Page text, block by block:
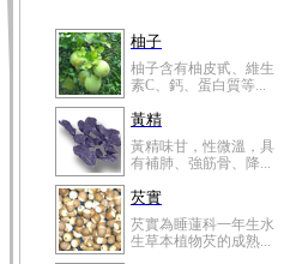
柚子
柚子含有柚皮甙、維生
素C、鈣、蛋白質等...
黃精
黃精味甘，性微溫，具
有補肺、強筋骨、降...
芡實
芡實為睡蓮科一年生水
生草本植物芡的成熟...